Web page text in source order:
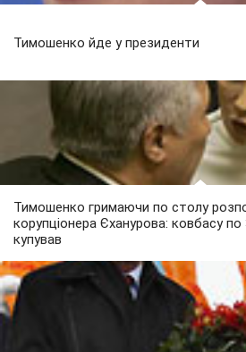
Тимошенко йде у президенти
Тимошенко гримаючи по столу
корупціонера Єханурова: ковбасу по
купував